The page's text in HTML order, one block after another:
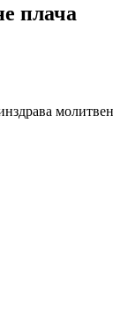
плача